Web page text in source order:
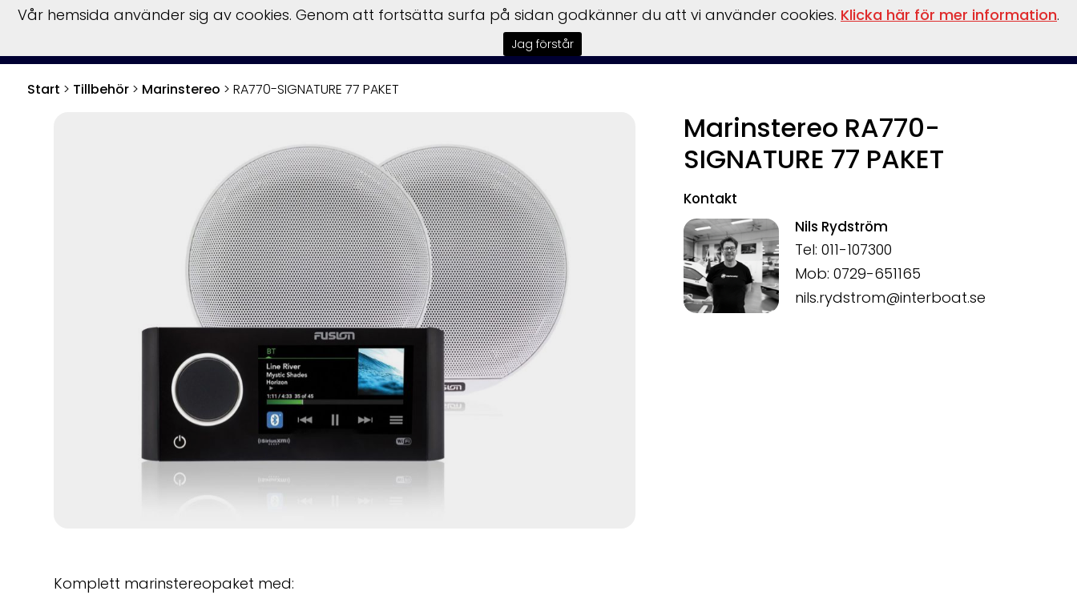
Kampanjer Båtar
Start > Tillbehör> Marinstereo > RA770-SIGNATURE 77 PAKET
Marinstereo RA770-
SIGNATURE 77 PAKET
Kontakt
Nils Rydström
Tel: 011-107300
Mob: 0729-651165
nils.rydstrom@interboat.se
Komplett marinstereopaket med:
Vår hemsida använder sig av cookies. Genom att fortsätta surfa på sidan godkänner du att vi använder cookies. Klicka här för mer information.
Jag förstår